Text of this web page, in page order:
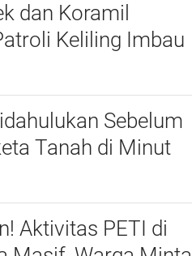
dan Koramil
Keliling Imbau
Sebelum
Tanah di Minut
Aktivitas PETI di